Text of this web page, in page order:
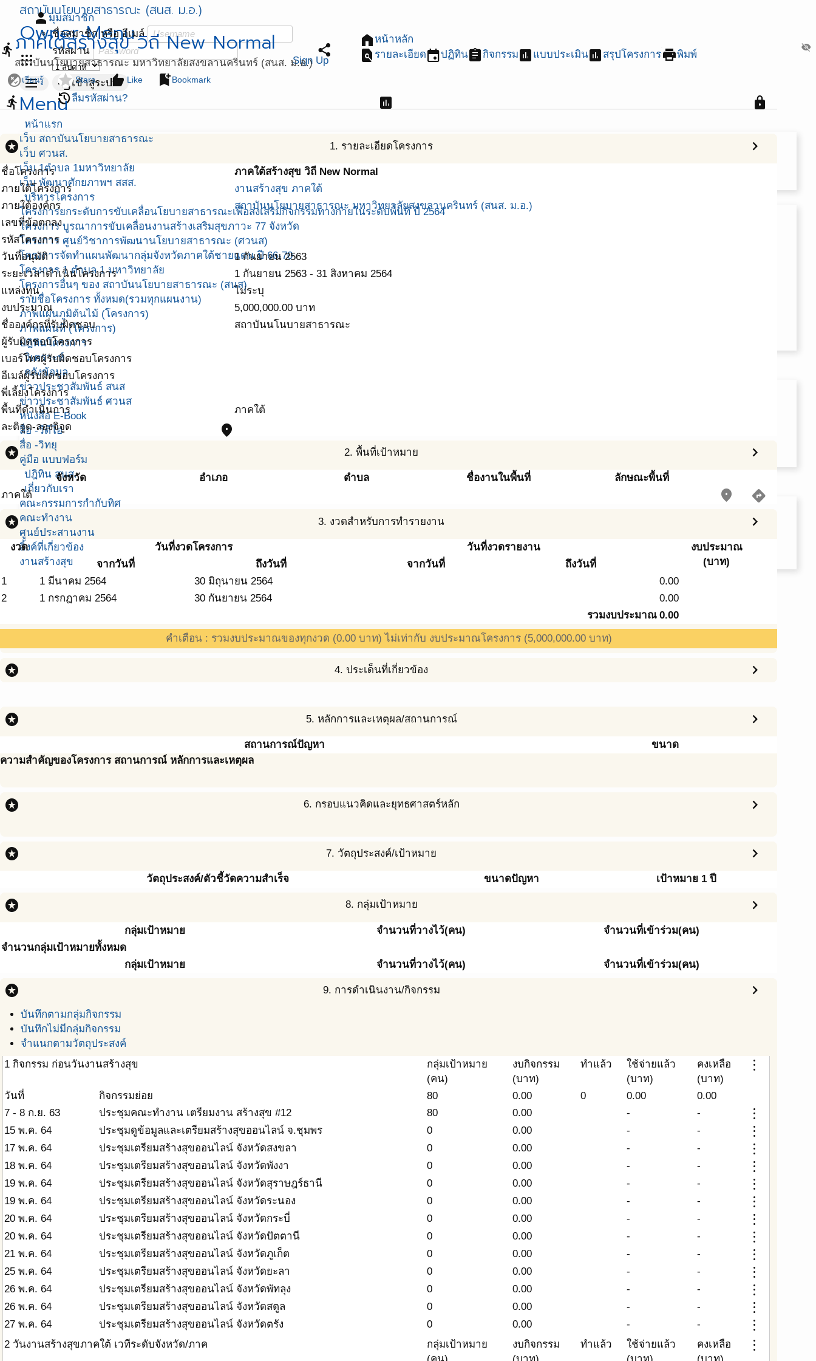
สถาบันนโยบายสาธารณะ (สนส. ม.อ.)
Owner Menu
apps
personมุมสมาชิก
ชื่อสมาชิก หรือ อีเมล์
รหัสผ่าน
visibility_off
loginเข้าสู่ระบบ
restoreลืมรหัสผ่าน?
Sign Up
menu
Menu
หน้าแรก
เว็บ สถาบันนโยบายสาธารณะ
เว็บ ศวนส.
เว็บ 1ตำบล 1มหาวิทยาลัย
เว็บ พัฒนาศักยภาพฯ สสส.
บริหารโครงการ
โครงการยกระดับการขับเคลื่อนโยบายสาธารณะเพื่อส่งเสริมกิจกรรมทางกายในระดับพื้นที่ ปี 2564
โครงการ บูรณาการขับเคลื่อนงานสร้างเสริมสุขภาวะ 77 จังหวัด
โครงการ ศูนย์วิชาการพัฒนานโยบายสาธารณะ (ศวนส)
โครงการจัดทำแผนพัฒนากลุ่มจังหวัดภาคใต้ชายแดน ปี 66-70
โครงการ 1 ตำบล 1 มหาวิทยาลัย
โครงการอื่นๆ ของ สถาบันนโยบายสาธารณะ (สนส)
รายชื่อโครงการ ทั้งหมด(รวมทุกแผนงาน)
ภาพแผนภูมิต้นไม้ (โครงการ)
ภาพแผนที่ (โครงการ)
ปฎิทินโครงการ
วิเคราะห์
คลังข้อมูล
ข่าวประชาสัมพันธ์ สนส
ข่าวประชาสัมพันธ์ ศวนส
หนังสือ E-Book
สื่อ -วีดีโอ
สื่อ -วิทยุ
คู่มือ แบบฟอร์ม
ปฎิทิน สนส.
เกี่ยวกับเรา
คณะกรรมการกำกับทิศ
คณะทำงาน
ศูนย์ประสานงาน
ลิ้งค์ที่เกี่ยวข้อง
งานสร้างสุข
directions_run ภาคใต้สร้างสุข วิถี New Normal
สถาบันนโยบายสาธารณะ มหาวิทยาลัยสงขลานครินทร์ (สนส. ม.อ.)
share
home หน้าหลัก
find_in_page รายละเอียดeventปฏิทินassignmentกิจกรรมassessment แบบประเมินassessment สรุปโครงการprintพิมพ์
flakyเรียนรู้ starStars thumb_up Like bookmark_add Bookmark
directions_run assessment lock
stars 1. รายละเอียดโครงการ chevron_right
ชื่อโครงการ
ภาคใต้สร้างสุข วิถี New Normal
ภายใต้โครงการ
งานสร้างสุข ภาคใต้
ภายใต้องค์กร
สถาบันนโยบายสาธารณะ มหาวิทยาลัยสงขลานครินทร์ (สนส. ม.อ.)
เลขที่ข้อตกลง
รหัสโครงการ
วันที่อนุมัติ
1 กันยายน 2563
ระยะเวลาดำเนินโครงการ
1 กันยายน 2563 - 31 สิงหาคม 2564
แหล่งทุน
ไม่ระบุ
งบประมาณ
5,000,000.00 บาท
ชื่อองค์กรที่รับผิดชอบ
สถาบันนโนบายสาธารณะ
ผู้รับผิดชอบโครงการ
เบอร์โทรผู้รับผิดชอบโครงการ
อีเมล์ผู้รับผิดชอบโครงการ
พี่เลี้ยงโครงการ
พื้นที่ดำเนินการ
ภาคใต้
ละติจูด-ลองจิจูด
place
stars
2. พื้นที่เป้าหมาย chevron_right
จังหวัด อำเภอ ตำบล ชื่องานในพื้นที่
ลักษณะพื้นที่
ภาคใต้
place
directions
stars
3. งวดสำหรับการทำรายงาน chevron_right
งวด วันที่งวดโครงการ วันที่งวดรายงาน
งบประมาณ
(บาท)
จากวันที่ ถึงวันที่ จากวันที่
ถึงวันที่
1
1 มีนาคม 2564 30 มิถุนายน 2564
0.00
2
1 กรกฎาคม 2564 30 กันยายน 2564
0.00
รวมงบประมาณ 0.00
คำเตือน : รวมงบประมาณของทุกงวด (0.00 บาท) ไม่เท่ากับ งบประมาณโครงการ (5,000,000.00 บาท)
stars 4. ประเด็นที่เกี่ยวข้อง chevron_right
stars 5. หลักการและเหตุผล/สถานการณ์ chevron_right
สถานการณ์ปัญหา
ขนาด
ความสำคัญของโครงการ สถานการณ์ หลักการและเหตุผล
stars 6. กรอบแนวคิดและยุทธศาสตร์หลัก chevron_right
stars 7. วัตถุประสงค์/เป้าหมาย chevron_right
วัตถุประสงค์/ตัวชี้วัดความสำเร็จ ขนาดปัญหา เป้าหมาย 1 ปี
stars 8. กลุ่มเป้าหมาย chevron_right
กลุ่มเป้าหมาย จำนวนที่วางไว้(คน)
จำนวนที่เข้าร่วม(คน)
จำนวนกลุ่มเป้าหมายทั้งหมด
กลุ่มเป้าหมาย
จำนวนที่วางไว้(คน) จำนวนที่เข้าร่วม(คน)
stars 9. การดำเนินงาน/กิจกรรม chevron_right
บันทึกตามกลุ่มกิจกรรม
บันทึกไม่มีกลุ่มกิจกรรม
จำแนกตามวัตถุประสงค์
1 กิจกรรม ก่อนวันงานสร้างสุข
กลุ่มเป้าหมาย
(คน)
งบกิจกรรม
(บาท)
ทำแล้ว
ใช้จ่ายแล้ว
(บาท)
คงเหลือ
(บาท)
more_vert
วันที่ กิจกรรมย่อย 80 0.00 0 0.00
0.00
7 - 8 ก.ย. 63
ประชุมคณะทำงาน เตรียมงาน สร้างสุข #12 80 0.00 - - more_vert
15 พ.ค. 64 ประชุมดูข้อมูลและเตรียมสร้างสุขออนไลน์ จ.ชุมพร 0 0.00 - - more_vert
17 พ.ค. 64 ประชุมเตรียมสร้างสุขออนไลน์ จังหวัดสงขลา 0 0.00 - - more_vert
18 พ.ค. 64 ประชุมเตรียมสร้างสุขออนไลน์ จังหวัดพังงา 0 0.00 - - more_vert
19 พ.ค. 64 ประชุมเตรียมสร้างสุขออนไลน์ จังหวัดสุราษฎร์ธานี 0 0.00 - - more_vert
19 พ.ค. 64 ประชุมเตรียมสร้างสุขออนไลน์ จังหวัดระนอง 0 0.00 - - more_vert
20 พ.ค. 64 ประชุมเตรียมสร้างสุขออนไลน์ จังหวัดกระบี่ 0 0.00 - - more_vert
20 พ.ค. 64 ประชุมเตรียมสร้างสุขออนไลน์ จังหวัดปัตตานี 0 0.00 - - more_vert
21 พ.ค. 64 ประชุมเตรียมสร้างสุขออนไลน์ จังหวัดภูเก็ต 0 0.00 - - more_vert
25 พ.ค. 64 ประชุมเตรียมสร้างสุขออนไลน์ จังหวัดยะลา 0 0.00 - - more_vert
26 พ.ค. 64 ประชุมเตรียมสร้างสุขออนไลน์ จังหวัดพัทลุง 0 0.00 - - more_vert
26 พ.ค. 64 ประชุมเตรียมสร้างสุขออนไลน์ จังหวัดสตูล 0 0.00 - - more_vert
27 พ.ค. 64 ประชุมเตรียมสร้างสุขออนไลน์ จังหวัดตรัง 0 0.00 - - more_vert
2 วันงานสร้างสุขภาคใต้ เวทีระดับจังหวัด/ภาค
กลุ่มเป้าหมาย
งบกิจกรรม
ทำแล้ว
ใช้จ่ายแล้ว
คงเหลือ
more_vert